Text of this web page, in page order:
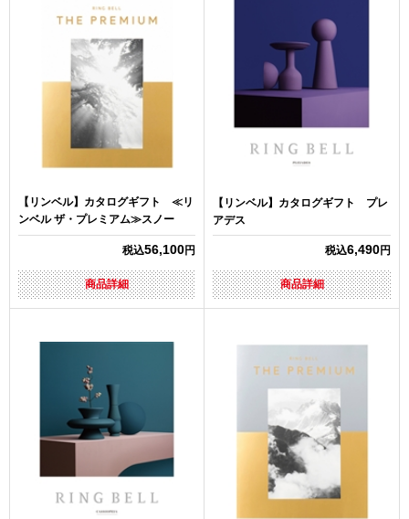
【リンベル】カタログギフト ≪リ
ンベル ザ・プレミアム≫スノー
税込56,100円
商品詳細
【リンベル】カタログギフト プレ
アデス
税込6,490円
商品詳細